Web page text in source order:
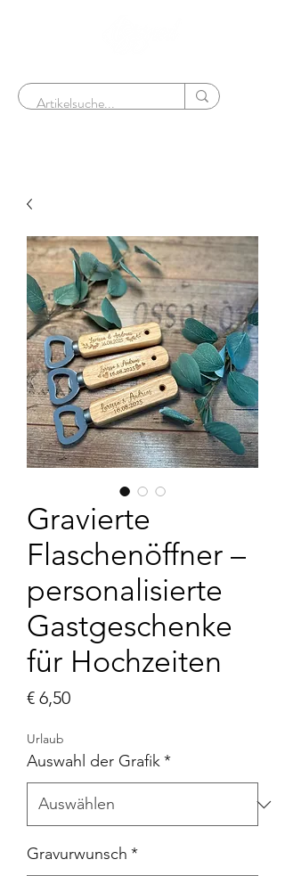
Gravierte
Flaschenöffner –
personalisierte
Gastgeschenke
für Hochzeiten
€ 6,50Preis
Urlaub
Auswahl der Grafik*
Gravurwunsch *